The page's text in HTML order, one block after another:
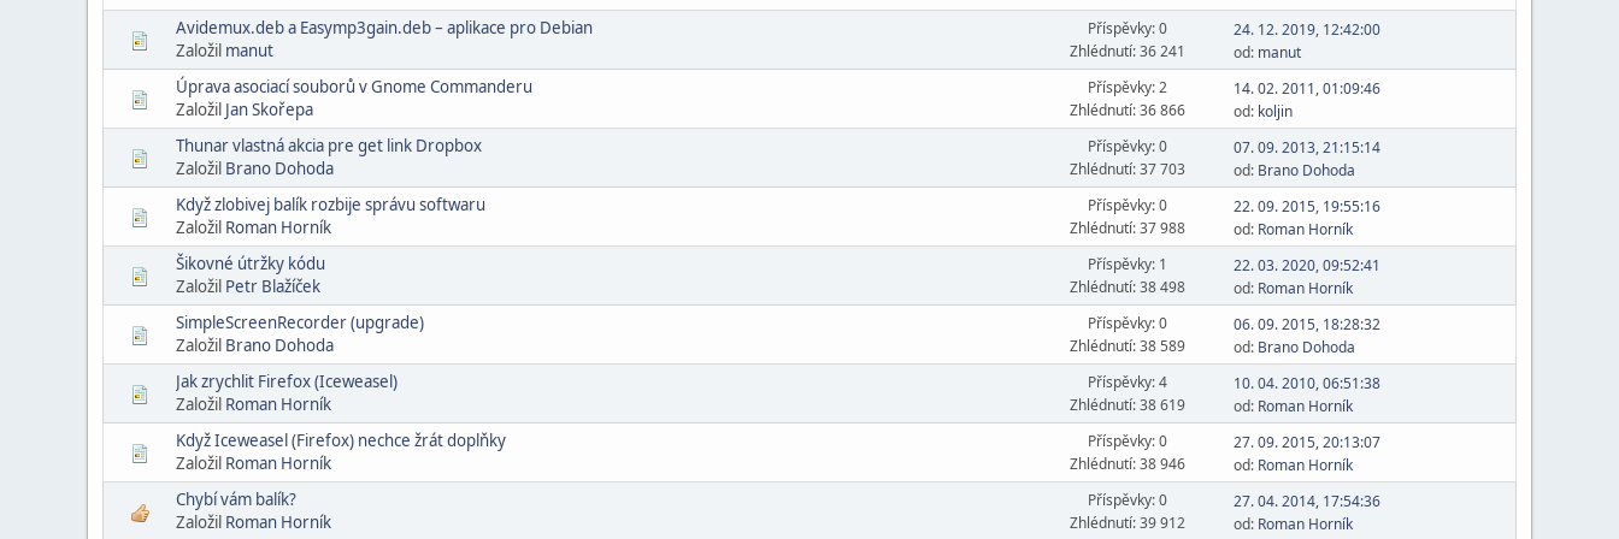
Avidemux.deb a Easymp3gain.deb – aplikace pro Debian
Založil manut
Příspěvky: 0
Zhlédnutí: 36 241
24. 12. 2019, 12:42:00
od: manut
Úprava asociací souborů v Gnome Commanderu
Založil Jan Skořepa
Příspěvky: 2
Zhlédnutí: 36 866
14. 02. 2011, 01:09:46
od: koljin
Thunar vlastná akcia pre get link Dropbox
Založil Brano Dohoda
Příspěvky: 0
Zhlédnutí: 37 703
07. 09. 2013, 21:15:14
od: Brano Dohoda
Když zlobivej balík rozbije správu softwaru
Založil Roman Horník
Příspěvky: 0
Zhlédnutí: 37 988
22. 09. 2015, 19:55:16
od: Roman Horník
Šikovné útržky kódu
Založil Petr Blažíček
Příspěvky: 1
Zhlédnutí: 38 498
22. 03. 2020, 09:52:41
od: Roman Horník
SimpleScreenRecorder (upgrade)
Založil Brano Dohoda
Příspěvky: 0
Zhlédnutí: 38 589
06. 09. 2015, 18:28:32
od: Brano Dohoda
Jak zrychlit Firefox (Iceweasel)
Založil Roman Horník
Příspěvky: 4
Zhlédnutí: 38 619
10. 04. 2010, 06:51:38
od: Roman Horník
Když Iceweasel (Firefox) nechce žrát doplňky
Založil Roman Horník
Příspěvky: 0
Zhlédnutí: 38 946
27. 09. 2015, 20:13:07
od: Roman Horník
Chybí vám balík?
Založil Roman Horník
Příspěvky: 0
Zhlédnutí: 39 912
27. 04. 2014, 17:54:36
od: Roman Horník